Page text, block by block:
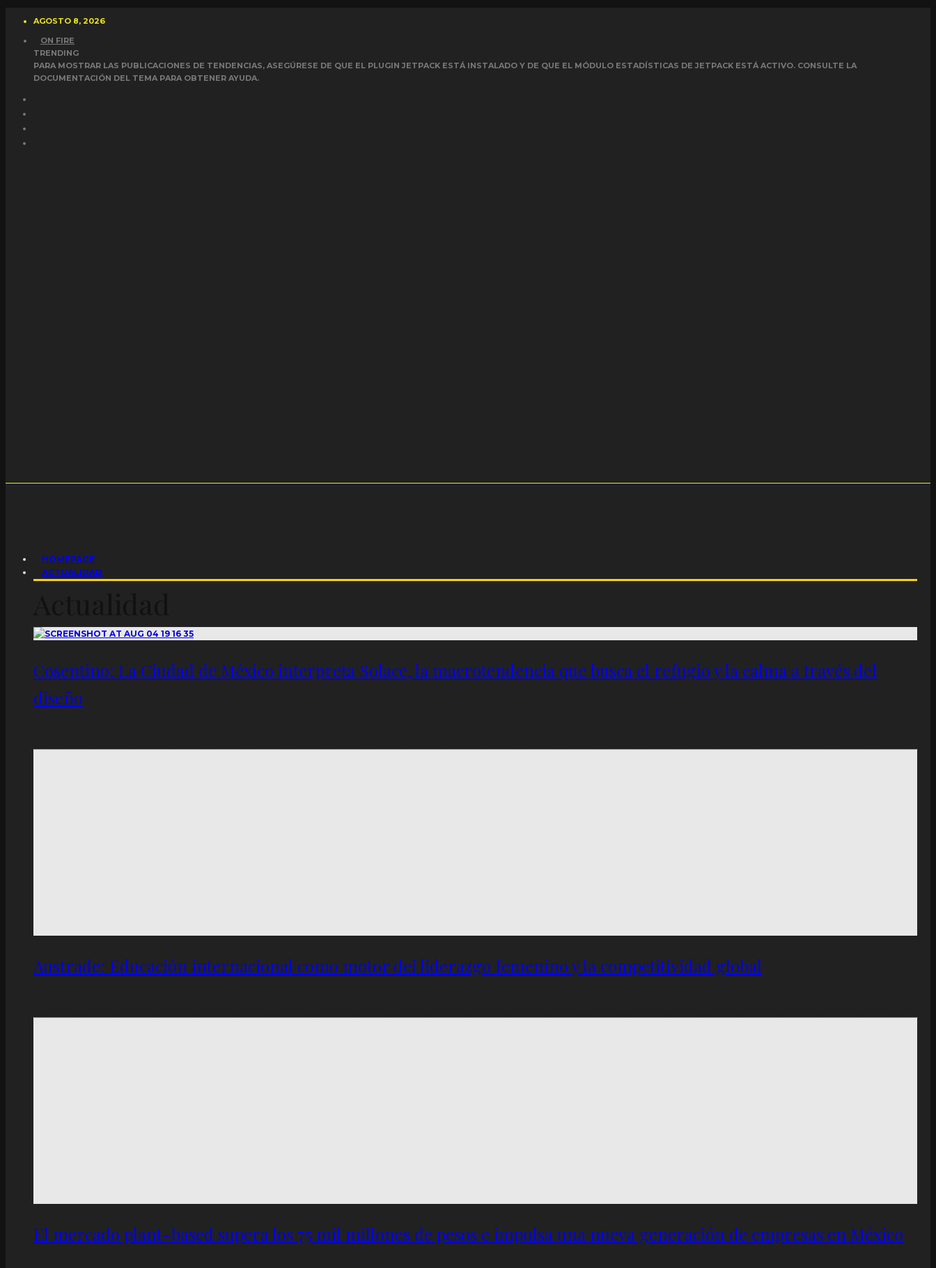
AGOSTO 8, 2026
ON FIRE
TRENDING
PARA MOSTRAR LAS PUBLICACIONES DE TENDENCIAS, ASEGÚRESE DE QUE EL PLUGIN JETPACK ESTÁ INSTALADO Y DE QUE EL MÓDULO ESTADÍSTICAS DE JETPACK ESTÁ ACTIVO. CONSULTE LA
DOCUMENTACIÓN DEL TEMA PARA OBTENER AYUDA.
HOMEPAGE
ACTUALIDAD
Cosentino: La Ciudad de México interpreta Solace, la macrotendencia que busca el refugio y la calma a través del
diseño
Austrade: Educación internacional como motor del liderazgo femenino y la competitividad global
El mercado plant-based supera los 75 mil millones de pesos e impulsa una nueva generación de empresas en México